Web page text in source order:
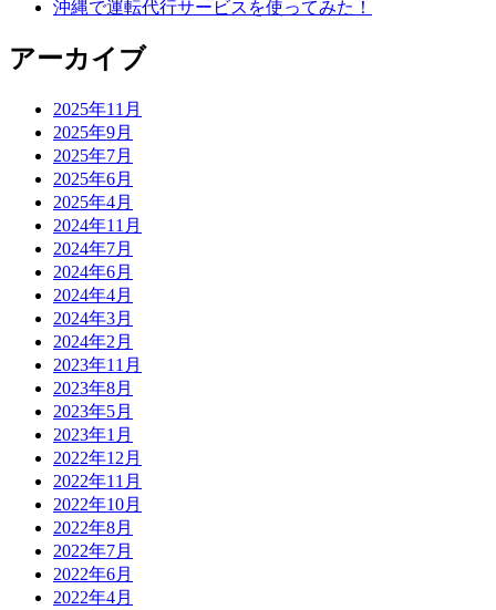
沖縄で運転代行サービスを使ってみた！
アーカイブ
2025年11月
2025年9月
2025年7月
2025年6月
2025年4月
2024年11月
2024年7月
2024年6月
2024年4月
2024年3月
2024年2月
2023年11月
2023年8月
2023年5月
2023年1月
2022年12月
2022年11月
2022年10月
2022年8月
2022年7月
2022年6月
2022年4月